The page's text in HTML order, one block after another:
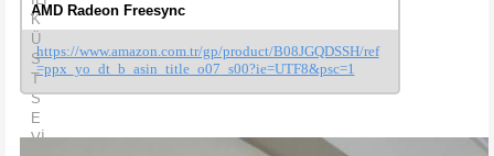
AMD Radeon Freesync
https://www.amazon.com.tr/gp/product/B08JGQDSSH/ref
=ppx_yo_dt_b_asin_title_o07_s00?ie=UTF8&psc=1